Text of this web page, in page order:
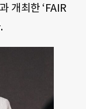
개최한 ‘FAIR